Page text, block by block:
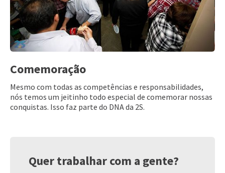
Comemoração
Mesmo com todas as competências e responsabilidades,
nós temos um jeitinho todo especial de comemorar nossas
conquistas. Isso faz parte do DNA da 2S.
Quer trabalhar com a gente?